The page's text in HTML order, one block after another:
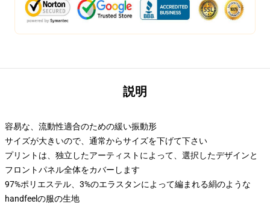
説明
容易な、流動性適合のための緩い振動形
サイズが大きいので、通常からサイズを下げて下さい
プリントは、独立したアーティストによって、選択したデザインと
フロントパネル全体をカバーします
97%ポリエステル、3%のエラスタンによって編まれる絹のような
handfeelの服の生地